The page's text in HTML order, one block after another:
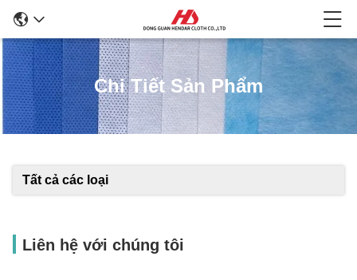
Chi Tiết Sản Phẩm
Tất cả các loại
Liên hệ với chúng tôi